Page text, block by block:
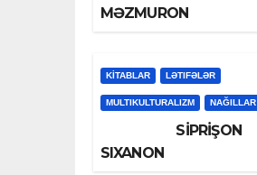
MƏZMURON
KİTABLAR LƏTIFƏLƏR
MULTIKULTURALIZM NAĞILLAR
SİPRİŞON
SIXANON